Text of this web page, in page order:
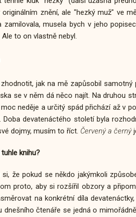
znění, ale "hezký muž" ve
zamilovala, musela bych v jeho
to on vlastně nebyl.
jak na mě zapůsobil
se v něm dá něco najít. Na druhou
neděje a určitý spád přichází až v
Doba devatenáctého století byla
dojmy, musím to říct. Červený a černý
knihu?
si, že pokud se někdo jakýmkoli
proto, aby si rozšířil obzory a
na konkrétní díla devatenáctky,
dnešního čtenáře se jedná o